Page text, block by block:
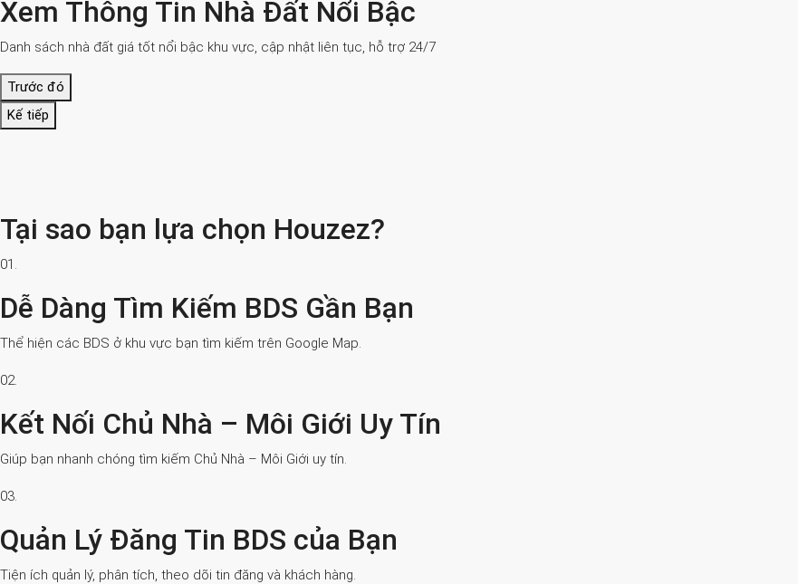
Xem Thông Tin Nhà Đất Nổi Bậc
Danh sách nhà đất giá tốt nổi bậc khu vực, cập nhật liên tục, hỗ trợ 24/7
Trước đó
Kế tiếp
Tại sao bạn lựa chọn Houzez?
01.
Dễ Dàng Tìm Kiếm BDS Gần Bạn
Thể hiện các BDS ở khu vực bạn tìm kiếm trên Google Map.
02.
Kết Nối Chủ Nhà – Môi Giới Uy Tín
Giúp bạn nhanh chóng tìm kiếm Chủ Nhà – Môi Giới uy tín.
03.
Quản Lý Đăng Tin BDS của Bạn
Tiện ích quản lý, phân tích, theo dõi tin đăng và khách hàng.